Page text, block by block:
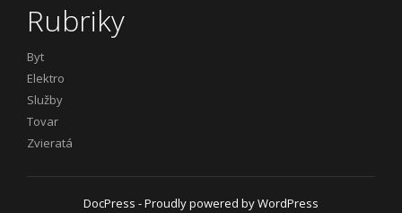
Rubriky
Byt
Elektro
Služby
Tovar
Zvieratá
DocPress - Proudly powered by WordPress